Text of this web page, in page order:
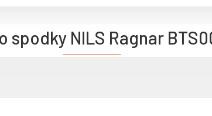
spodky NILS Ragnar